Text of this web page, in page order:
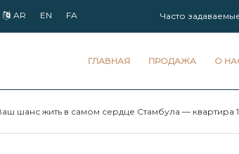
AR EN FA Часто
ГЛАВНАЯ ПРОДАЖА О
шанс жить в самом сердце Стамбула — квартира